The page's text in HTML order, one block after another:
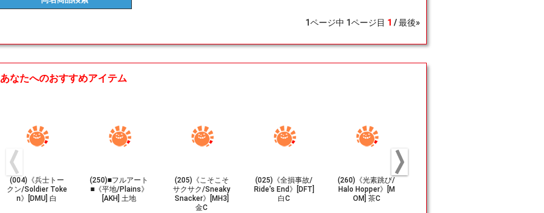
1ページ中 1ページ目 1 最後»
あなたへのおすすめアイテム
(004)《兵士トー
クン/Soldier Toke
n》[DMU] 白
(250)■フルアート
■《平地/Plains》
[AKH] 土地
(205)《こそこそ
サクサク/Sneaky
Snacker》[MH3]
金C
(025)《全損事故/
Ride's End》[DFT]
白C
(260)《光素跳び/
Halo Hopper》[M
OM] 茶C